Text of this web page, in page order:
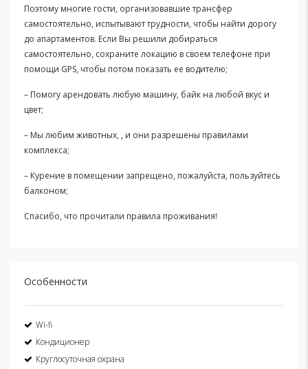
Поэтому многие гости, организовавшие трансфер
самостоятельно, испытывают трудности, чтобы найти дорогу
до апартаментов. Если Вы решили добираться
самостоятельно, сохраните локацию в своем телефоне при
помощи GPS, чтобы потом показать ее водителю;
– Помогу арендовать любую машину, байк на любой вкус и
цвет;
– Мы любим животных, , и они разрешены правилами
комплекса;
– Курение в помещении запрещено, пожалуйста, пользуйтесь
балконом;
Спасибо, что прочитали правила проживания!
Особенности
Wi-fi
Кондиционер
Круглосуточная охрана